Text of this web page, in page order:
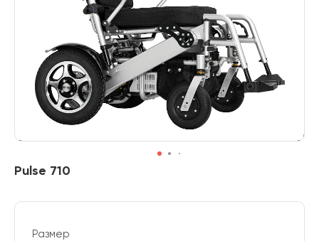
Pulse 710
Размер